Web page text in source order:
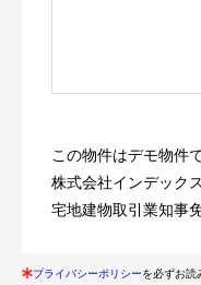
この物件はデモ物件
株式会社インデック
宅地建物取引業知事
プライバシーポリシーを必ずお読